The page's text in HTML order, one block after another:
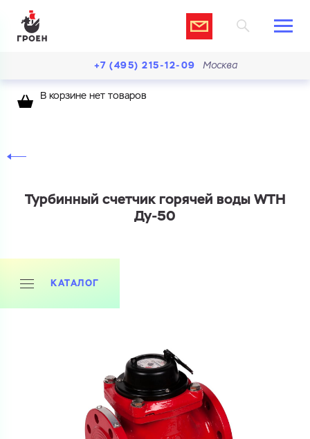
+7 (495) 215-12-09 Москва
В корзине нет товаров
Турбинный счетчик горячей воды WTH
Ду-50
КАТАЛОГ